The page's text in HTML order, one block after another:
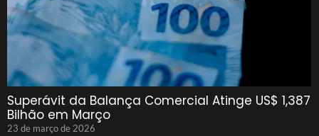
Superávit da Balança Comercial Atinge US$ 1,387
Bilhão em Março
23 de março de 2026